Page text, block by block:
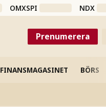
OMXSPI NDX
Prenumerera
FINANSMAGASINET BÖRS